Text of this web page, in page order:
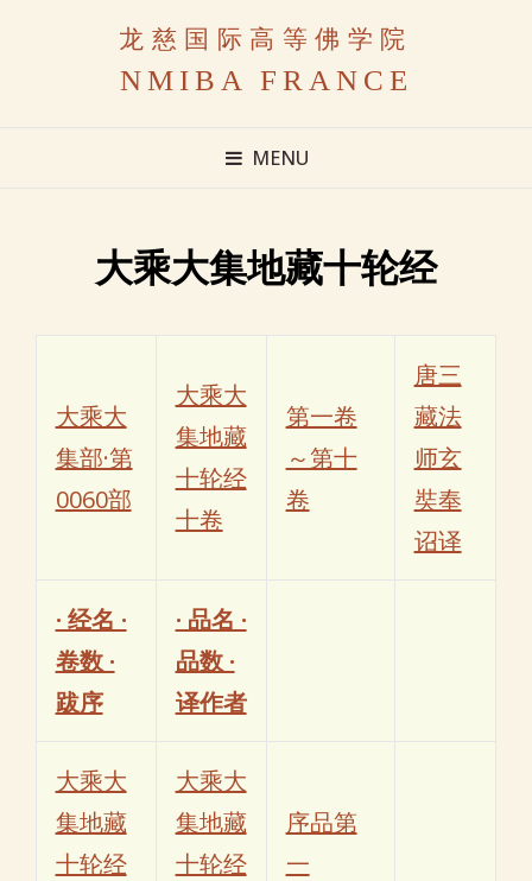
龙慈国际高等佛学院
NMIBA FRANCE
MENU
大乘大集地藏十轮经
大乘大
集部·第
0060部
大乘大
集地藏
十轮经
十卷
第一卷
～第十
卷
唐三
藏法
师玄
奘奉
诏译
· 经名 ·
卷数 ·
跋序
· 品名 ·
品数 ·
译作者
大乘大
集地藏
十轮经
大乘大
集地藏
十轮经
序品第
一